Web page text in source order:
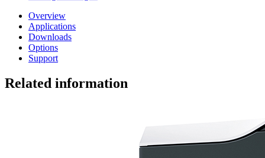
Overview
Applications
Downloads
Options
Support
Related information